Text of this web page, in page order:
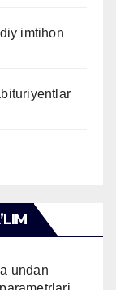
imtihon
undan